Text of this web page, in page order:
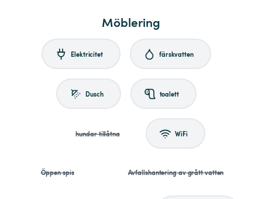
Möblering
Elektricitet färskvatten
Dusch toalett
hundar tillåtna WiFi
Öppen spis Avfallshantering av grått vatten